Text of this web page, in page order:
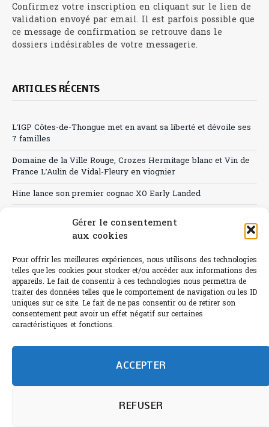
Gérer le consentement
aux cookies
Pour offrir les meilleures expériences, nous utilisons des technologies
telles que les cookies pour stocker et/ou accéder aux informations des
appareils. Le fait de consentir à ces technologies nous permettra de
traiter des données telles que le comportement de navigation ou les ID
uniques sur ce site. Le fait de ne pas consentir ou de retirer son
consentement peut avoir un effet négatif sur certaines
caractéristiques et fonctions.
ACCEPTER
REFUSER
Confirmez votre inscription en cliquant sur le lien de
validation envoyé par email. Il est parfois possible que
ce message de confirmation se retrouve dans le
dossiers indésirables de votre messagerie.
ARTICLES RÉCENTS
L’IGP Côtes-de-Thongue met en avant sa liberté et dévoile ses
7 familles
Domaine de la Ville Rouge, Crozes Hermitage blanc et Vin de
France L’Aulin de Vidal-Fleury en viognier
Hine lance son premier cognac XO Early Landed
Canicule : A quand le CHR à « l’heure espagnole » ?
Sélection de rosés 2026
L'abus d'alcool est dangereux pour la santé.
©paris-bistro 2026 Paris-bistro.com est une publication 100%
humain et 0% IA de Paris Bistro Editions - SARL de Presse -
mail: contact@paris-bistro.com